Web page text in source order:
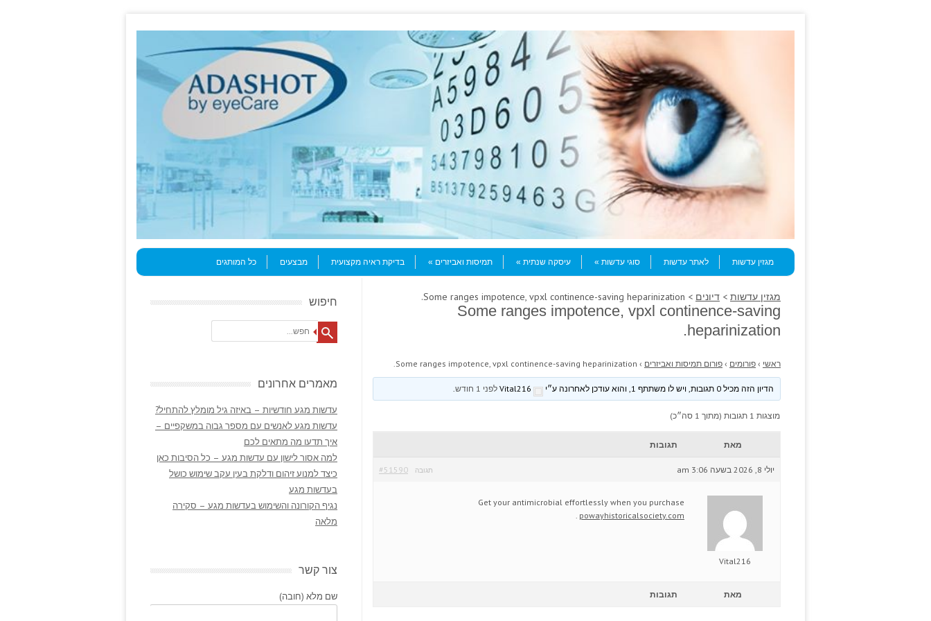
Menu
Skip to content
מגזין עדשות
לאתר עדשות סוגי עדשות עיסקה שנתית תמיסות ואביזרים בדיקת ראיה מקצועית מבצעים כל המותגים
מגזין עדשות > דיונים > Some ranges impotence, vpxl continence-saving heparinization.
Some ranges impotence, vpxl continence-saving
heparinization.
ראשי › פורומים › פורום תמיסות ואביזרים ›
Some ranges impotence, vpxl continence-saving heparinization.
הדיון הזה מכיל 0 תגובות, ויש לו משתתף 1, והוא עודכן לאחרונה ע״י לפני 1 חודש
מוצגות 1 תגובות (מתוך 1 סה״כ)
מאת תגובות
יולי 8, 2026 בשעה 3:06 am #51590 תגובה
Vital216
Get your antimicrobial effortlessly when you purchase
powayhistoricalsociety.com
מאת תגובות
חיפוש
Search
מאמרים אחרונים
עדשות מגע חודשיות – באיזה גיל מומלץ להתחיל?
עדשות מגע לאנשים עם מספר גבוה במשקפיים –
איך תדעו מה מתאים לכם
למה אסור לישון עם עדשות מגע – כל הסיבות כאן
כיצד למנוע זיהום ודלקת בעין עקב שימוש כושל
בעדשות מגע
נגיף הקורונה והשימוש בעדשות מגע – סקירה
מלאה
צור קשר
שם מלא (חובה)